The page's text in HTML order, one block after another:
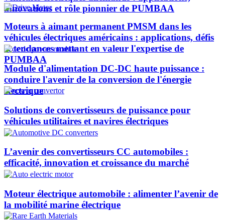
innovations et rôle pionnier de PUMBAA​
Moteurs à aimant permanent PMSM dans les
véhicules électriques américains : applications, défis
et tendances mettant en valeur l'expertise de
PUMBAA​
Module d'alimentation DC-DC haute puissance :
conduire l'avenir de la conversion de l'énergie
électrique
Solutions de convertisseurs de puissance pour
véhicules utilitaires et navires électriques
L’avenir des convertisseurs CC automobiles :
efficacité, innovation et croissance du marché
Moteur électrique automobile : alimenter l’avenir de
la mobilité marine électrique